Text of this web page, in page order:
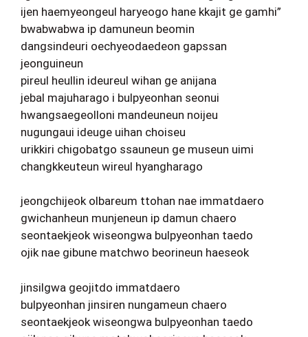
ijen haemyeongeul haryeogo hane kkajit ge gamhi”
bwabwabwa ip damuneun beomin
dangsindeuri oechyeodaedeon gapssan
jeonguineun
pireul heullin ideureul wihan ge anijana
jebal majuharago i bulpyeonhan seonui
hwangsaegeolloni mandeuneun noijeu
nugungaui ideuge uihan choiseu
urikkiri chigobatgo ssauneun ge museun uimi
changkkeuteun wireul hyangharago
jeongchijeok olbareum ttohan nae immatdaero
gwichanheun munjeneun ip damun chaero
seontaekjeok wiseongwa bulpyeonhan taedo
ojik nae gibune matchwo beorineun haeseok
jinsilgwa geojitdo immatdaero
bulpyeonhan jinsiren nungameun chaero
seontaekjeok wiseongwa bulpyeonhan taedo